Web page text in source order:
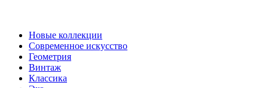
Новые коллекции
Современное искусство
Геометрия
Винтаж
Классика